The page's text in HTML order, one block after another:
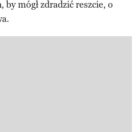
by mógł zdradzić reszcie, o